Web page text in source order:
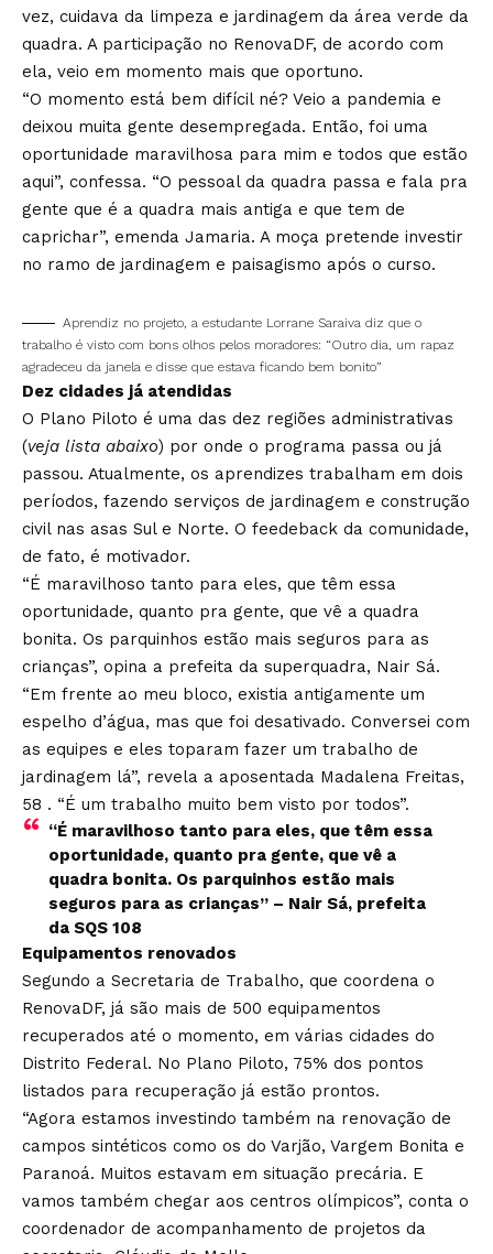
vez, cuidava da limpeza e jardinagem da área verde da
quadra. A participação no RenovaDF, de acordo com
ela, veio em momento mais que oportuno.
“O momento está bem difícil né? Veio a pandemia e
deixou muita gente desempregada. Então, foi uma
oportunidade maravilhosa para mim e todos que estão
aqui”, confessa. “O pessoal da quadra passa e fala pra
gente que é a quadra mais antiga e que tem de
caprichar”, emenda Jamaria. A moça pretende investir
no ramo de jardinagem e paisagismo após o curso.
Aprendiz no projeto, a estudante Lorrane Saraiva diz que o
trabalho é visto com bons olhos pelos moradores: “Outro dia, um rapaz
agradeceu da janela e disse que estava ficando bem bonito”
Dez cidades já atendidas
O Plano Piloto é uma das dez regiões administrativas
(veja lista abaixo) por onde o programa passa ou já
passou. Atualmente, os aprendizes trabalham em dois
períodos, fazendo serviços de jardinagem e construção
civil nas asas Sul e Norte. O feedeback da comunidade,
de fato, é motivador.
“É maravilhoso tanto para eles, que têm essa
oportunidade, quanto pra gente, que vê a quadra
bonita. Os parquinhos estão mais seguros para as
crianças”, opina a prefeita da superquadra, Nair Sá.
“Em frente ao meu bloco, existia antigamente um
espelho d’água, mas que foi desativado. Conversei com
as equipes e eles toparam fazer um trabalho de
jardinagem lá”, revela a aposentada Madalena Freitas,
58 . “É um trabalho muito bem visto por todos”.
“É maravilhoso tanto para eles, que têm essa
oportunidade, quanto pra gente, que vê a
quadra bonita. Os parquinhos estão mais
seguros para as crianças” – Nair Sá, prefeita
da SQS 108
Equipamentos renovados
Segundo a Secretaria de Trabalho, que coordena o
RenovaDF, já são mais de 500 equipamentos
recuperados até o momento, em várias cidades do
Distrito Federal. No Plano Piloto, 75% dos pontos
listados para recuperação já estão prontos.
“Agora estamos investindo também na renovação de
campos sintéticos como os do Varjão, Vargem Bonita e
Paranoá. Muitos estavam em situação precária. E
vamos também chegar aos centros olímpicos”, conta o
coordenador de acompanhamento de projetos da